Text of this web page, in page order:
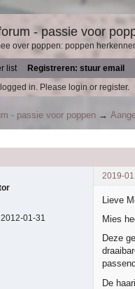
- passie voor
over poppen: poppen
list Registreren: stuur email
in. Please login or register.
- passie voor poppen →
2019-
2012-01-31
Lieve
Mies
Deze
De